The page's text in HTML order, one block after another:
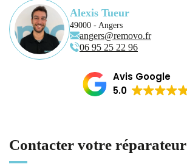
Alexis Tueur
49000 - Angers
angers@removo.fr
06 95 25 22 96
Avis Google
5.0
Contacter votre réparateur